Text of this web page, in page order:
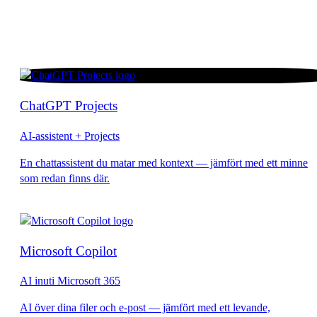
ChatGPT Projects
AI-assistent + Projects
Microsoft Copilot
AI inuti Microsoft 365